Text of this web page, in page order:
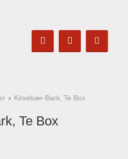
Kirsebær-Bark, Te Box
Te Box